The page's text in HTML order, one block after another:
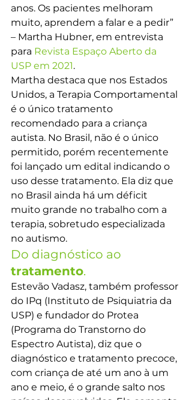
anos. Os pacientes melhoram
muito, aprendem a falar e a pedir”
– Martha Hubner, em entrevista
para Revista Espaço Aberto da
USP em 2021.
Martha destaca que nos Estados
Unidos, a Terapia Comportamental
é o único tratamento
recomendado para a criança
autista. No Brasil, não é o único
permitido, porém recentemente
foi lançado um edital indicando o
uso desse tratamento. Ela diz que
no Brasil ainda há um déficit
muito grande no trabalho com a
terapia, sobretudo especializada
no autismo.
Do diagnóstico ao
tratamento.
Estevão Vadasz, também professor
do IPq (Instituto de Psiquiatria da
USP) e fundador do Protea
(Programa do Transtorno do
Espectro Autista), diz que o
diagnóstico e tratamento precoce,
com criança de até um ano à um
ano e meio, é o grande salto nos